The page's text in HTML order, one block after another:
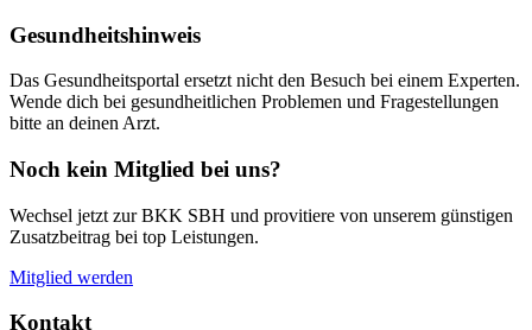
Gesundheitshinweis
Das Gesundheitsportal ersetzt nicht den Besuch bei einem Experten.
Wende dich bei gesundheitlichen Problemen und Fragestellungen
bitte an deinen Arzt.
Noch kein Mitglied bei uns?
Wechsel jetzt zur BKK SBH und provitiere von unserem günstigen
Zusatzbeitrag bei top Leistungen.
Mitglied werden
Kontakt